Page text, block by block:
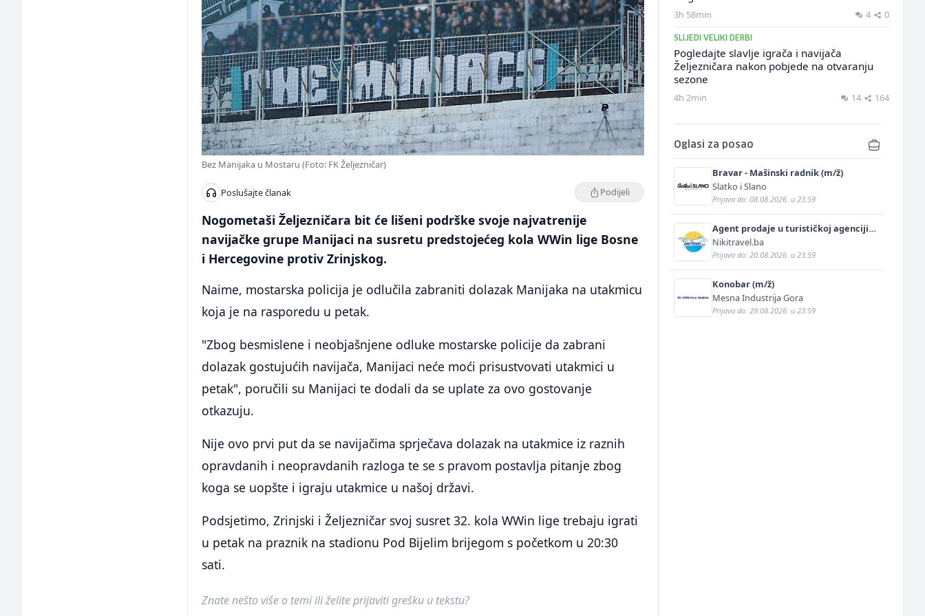
Bez Manijaka u Mostaru (Foto: FK Željezničar)
Poslušajte članak Podijeli
Nogometaši Željezničara bit će lišeni podrške svoje najvatrenije
navijačke grupe Manijaci na susretu predstojećeg kola WWin lige Bosne
i Hercegovine protiv Zrinjskog.
Naime, mostarska policija je odlučila zabraniti dolazak Manijaka na utakmicu
koja je na rasporedu u petak.
"Zbog besmislene i neobjašnjene odluke mostarske policije da zabrani
dolazak gostujućih navijača, Manijaci neće moći prisustvovati utakmici u
petak", poručili su Manijaci te dodali da se uplate za ovo gostovanje
otkazuju.
Nije ovo prvi put da se navijačima sprječava dolazak na utakmice iz raznih
opravdanih i neopravdanih razloga te se s pravom postavlja pitanje zbog
koga se uopšte i igraju utakmice u našoj državi.
Podsjetimo, Zrinjski i Željezničar svoj susret 32. kola WWin lige trebaju igrati
u petak na praznik na stadionu Pod Bijelim brijegom s početkom u 20:30
sati.
Znate nešto više o temi ili želite prijaviti grešku u tekstu?
3h 58min 4 0
SLIJEDI VELIKI DERBI
Pogledajte slavlje igrača i navijača
Željezničara nakon pobjede na otvaranju
sezone
4h 2min 14 164
Oglasi za posao
Bravar - Mašinski radnik (m/ž)
Slatko i Slano
Prijava do: 08.08.2026. u 23:59
Agent prodaje u turističkoj agenciji
(m/ž)
Nikitravel.ba
Prijava do: 20.08.2026. u 23:59
Konobar (m/ž)
Mesna Industrija Gora
Prijava do: 29.08.2026. u 23:59